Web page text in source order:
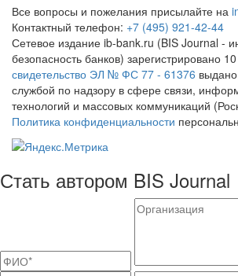
Все вопросы и пожелания присылайте на
Контактный телефон: +7 (495) 921-42-44
Сетевое издание ib-bank.ru (BIS Journal -
безопасность банков) зарегистрировано
свидетельство ЭЛ № ФС 77 - 61376
службой по надзору в сфере связи,
технологий и массовых коммуникаций
Политика конфиденциальности
Стать автором BIS Journal